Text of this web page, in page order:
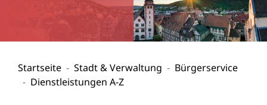
Startseite Stadt & Verwaltung
Bürgerservice
Dienstleistungen A-Z